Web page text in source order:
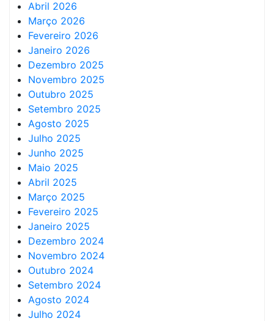
Abril 2026
Março 2026
Fevereiro 2026
Janeiro 2026
Dezembro 2025
Novembro 2025
Outubro 2025
Setembro 2025
Agosto 2025
Julho 2025
Junho 2025
Maio 2025
Abril 2025
Março 2025
Fevereiro 2025
Janeiro 2025
Dezembro 2024
Novembro 2024
Outubro 2024
Setembro 2024
Agosto 2024
Julho 2024